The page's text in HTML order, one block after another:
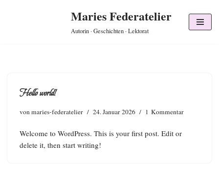
Maries Federatelier
Autorin · Geschichten · Lektorat
Hello world!
vonmaries-federatelier 24. Januar 2026 1 Kommentar
Welcome to WordPress. This is your first post. Edit or
delete it, then start writing!